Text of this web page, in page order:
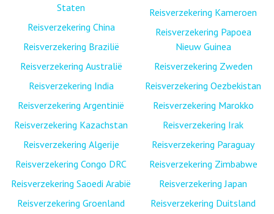
Staten
Reisverzekering China
Reisverzekering Brazilië
Reisverzekering Australië
Reisverzekering India
Reisverzekering Argentinië
Reisverzekering Kazachstan
Reisverzekering Algerije
Reisverzekering Congo DRC
Reisverzekering Saoedi Arabië
Reisverzekering Groenland
Reisverzekering Kameroen
Reisverzekering Papoea
Nieuw Guinea
Reisverzekering Zweden
Reisverzekering Oezbekistan
Reisverzekering Marokko
Reisverzekering Irak
Reisverzekering Paraguay
Reisverzekering Zimbabwe
Reisverzekering Japan
Reisverzekering Duitsland